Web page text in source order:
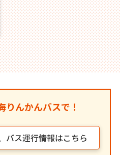
りんかんバスで！
バス運行情報はこちら